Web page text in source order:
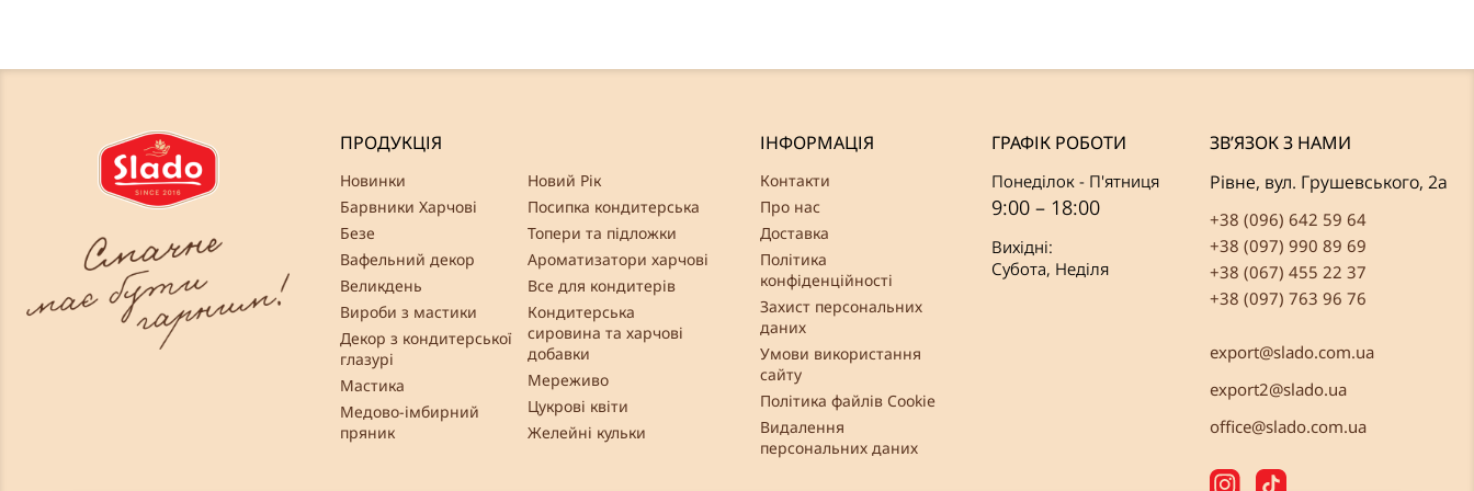
ПРОДУКЦІЯ
Новинки
Барвники Харчові
Безе
Вафельний декор
Великдень
Вироби з мастики
Декор з кондитерської
глазурі
Мастика
Медово-імбирний
пряник
Новий Рік
Посипка кондитерська
Топери та підложки
Ароматизатори харчові
Все для кондитерів
Кондитерська
сировина та харчові
добавки
Мереживо
Цукрові квіти
Желейні кульки
ІНФОРМАЦІЯ
Контакти
Про нас
Доставка
Політика
конфіденційності
Захист персональних
даних
Умови використання
сайту
Політика файлів Cookie
Видалення
персональних даних
ГРАФІК РОБОТИ
Понеділок - П'ятниця
9:00 – 18:00
Вихідні:
Субота, Неділя
ЗВ’ЯЗОК З НАМИ
Рівне, вул. Грушевського, 2а
+38 (096) 642 59 64
+38 (097) 990 89 69
+38 (067) 455 22 37
+38 (097) 763 96 76
export@slado.com.ua
export2@slado.ua
office@slado.com.ua